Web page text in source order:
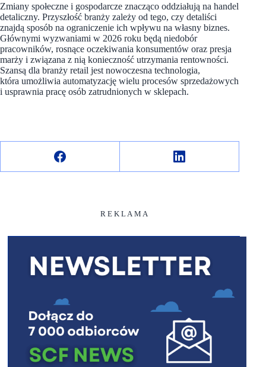
Zmiany społeczne i gospodarcze znacząco oddziałują na handel
detaliczny. Przyszłość branży zależy od tego, czy detaliści
znajdą sposób na ograniczenie ich wpływu na własny biznes.
Głównymi wyzwaniami w 2026 roku będą niedobór
pracowników, rosnące oczekiwania konsumentów oraz presja
marży i związana z nią konieczność utrzymania rentowności.
Szansą dla branży retail jest nowoczesna technologia,
która umożliwia automatyzację wielu procesów sprzedażowych
i usprawnia pracę osób zatrudnionych w sklepach.
R E K L A M A